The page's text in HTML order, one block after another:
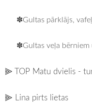
✽Gultas pārklājs,
✽Gultas veļa bērniem
⫸ TOP Matu dvielis -
⫸ Lina pirts lietas